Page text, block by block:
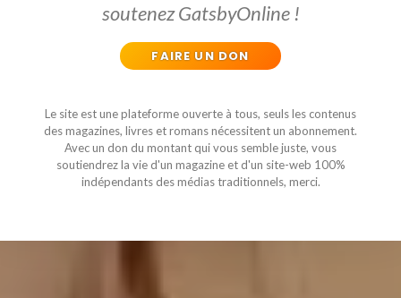
soutenez GatsbyOnline !
FAIRE UN DON
Le site est une plateforme ouverte à tous, seuls les contenus
des magazines, livres et romans nécessitent un abonnement.
Avec un don du montant qui vous semble juste, vous
soutiendrez la vie d'un magazine et d'un site-web 100%
indépendants des médias traditionnels, merci.